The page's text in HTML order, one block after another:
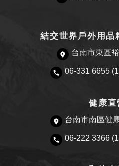
結交世界戶外用品
台南市東區
06-331 6655
健康直
台南市南區健
06-222 3366